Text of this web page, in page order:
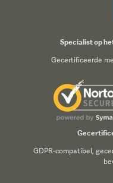
Specialist op
Gecertificeerde
GDPR-compatibel,